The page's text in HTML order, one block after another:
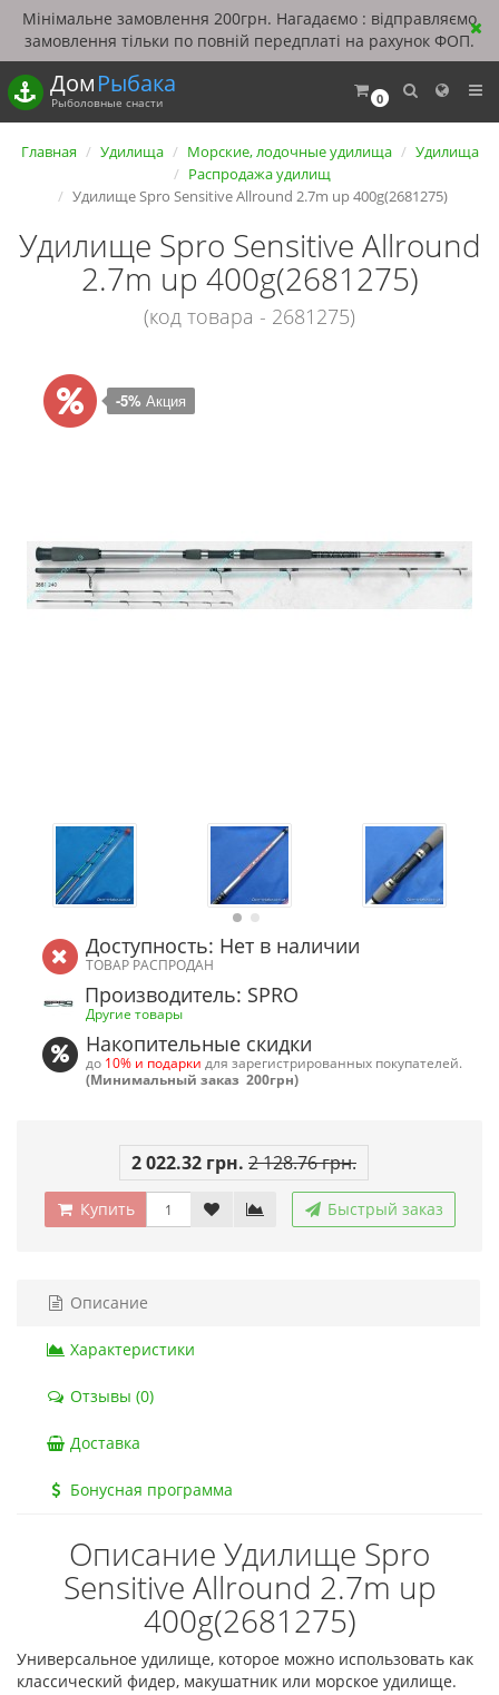
Мінімальне замовлення 200грн. Нагадаємо : відправляємо
замовлення тільки по повній передплаті на рахунок ФОП.
0
ДомРыбака
Рыболовные снасти
Главная Удилища Морские, лодочные удилища
Удилища
Распродажа удилищ
Удилище Spro Sensitive Allround 2.7m up 400g(2681275)
Удилище Spro Sensitive Allround
2.7m up 400g(2681275)
(код товара - 2681275)
-5% Акция
Доступность: Нет в наличии
ТОВАР РАСПРОДАН
Производитель: SPRO
Другие товары
Накопительные скидки
до 10% и подарки для зарегистрированных покупателей.
(Минимальный заказ 200грн)
2 022.32 грн. 2 128.76 грн.
Купить Быстрый заказ
Описание
Характеристики
Отзывы (0)
Доставка
Бонусная программа
Описание Удилище Spro
Sensitive Allround 2.7m up
400g(2681275)
Универсальное удилище, которое можно использовать как
классический фидер, макушатник или морское удилище.